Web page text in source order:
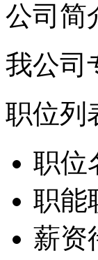
公司简
我公司
职位列
职位
职能
薪资